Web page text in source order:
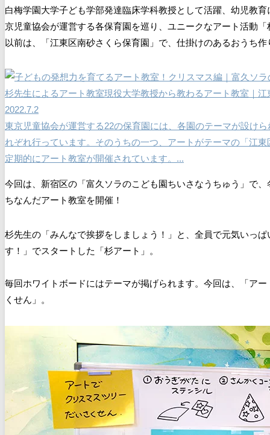
白梅学園大学子ども学部発達臨床学科教授として活躍、幼児教
京児童協会が運営する各保育園を巡り、ユニークなアート活動
以前は、「江東区南砂さくら保育園」で、仕掛けのあるおうち
杉先生によるアート教室現役大学教授から教わるアート教室｜
2022.7.2
東京児童協会が運営する22の保育園には、各園のテーマが設け
れぞれ行っています。そのうちの一つ、アートがテーマの「江
定期的にアート教室が開催されています。...
今回は、新宿区の「富久ソラのこども園ちいさなうちゅう」で
ちなんだアート教室を開催！
杉先生の「みんなで挨拶をしましょう！」と、全員で元気いっ
す！」でスタートした「杉アート」。
毎回ホワイトボードにはテーマが掲げられます。今回は、「ア
くせん」。